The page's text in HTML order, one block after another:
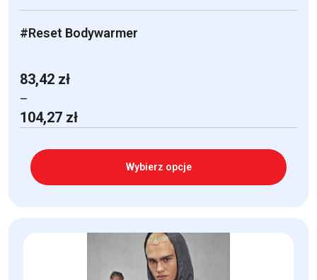
#Reset Bodywarmer
83,42 zł
–
104,27 zł
cen:
83,42 zł
Wybierz opcje